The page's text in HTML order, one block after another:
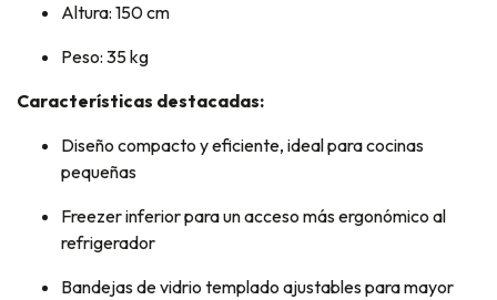
Altura: 150 cm
Peso: 35 kg
Características destacadas:
Diseño compacto y eficiente, ideal para cocinas
pequeñas
Freezer inferior para un acceso más ergonómico al
refrigerador
Bandejas de vidrio templado ajustables para mayor